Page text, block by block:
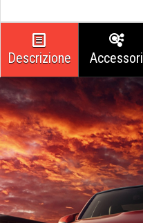
Descrizione Accessori